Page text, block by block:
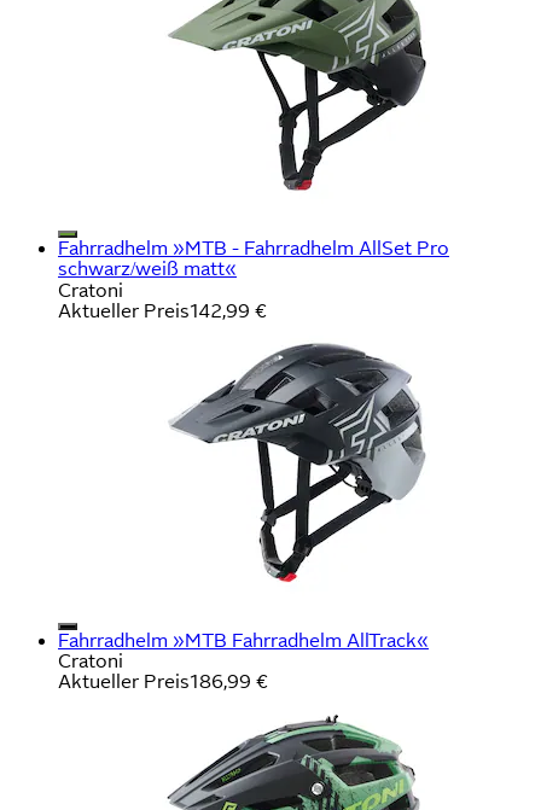
Fahrradhelm »MTB - Fahrradhelm AllSet Pro
schwarz/weiß matt«
Cratoni
Aktueller Preis142,99 €
Fahrradhelm »MTB Fahrradhelm AllTrack«
Cratoni
Aktueller Preis186,99 €